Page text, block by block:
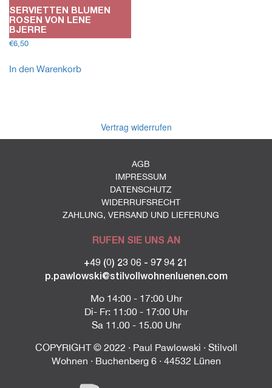
SERVIETTEN BLUMEN
ROSEN VON LENE
BJERRE
€6,50
In den Warenkorb
Vertrag widerrufen
AGB
IMPRESSUM
DATENSCHUTZ
WIDERRUFSRECHT
ZAHLUNG, VERSAND UND LIEFERUNG
RUFEN SIE UNS AN
+49 (0) 23 06 - 97 94 21
p.pawlowski@stilvollwohnenluenen.com
Mo 14:00 - 17:00 Uhr
Di- Fr: 11:00 - 17:00 Uhr
Sa 11.00 - 15.00 Uhr
COPYRIGHT © 2022 · Paul Pawlowski · Stilvoll
Wohnen · Buchenberg 6 · 44532 Lünen